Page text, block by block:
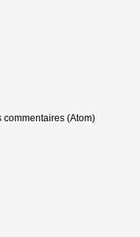
commentaires (Atom)